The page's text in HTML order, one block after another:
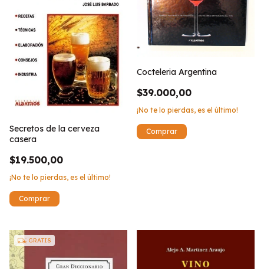
Secretos de la cerveza
casera
$19.500,00
¡No te lo pierdas, es el último!
Cocteleria Argentina
$39.000,00
¡No te lo pierdas, es el último!
GRATIS